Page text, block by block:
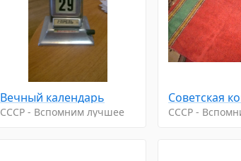
Вечный календарь
CCCP - Вспомним лучшее CCCP -